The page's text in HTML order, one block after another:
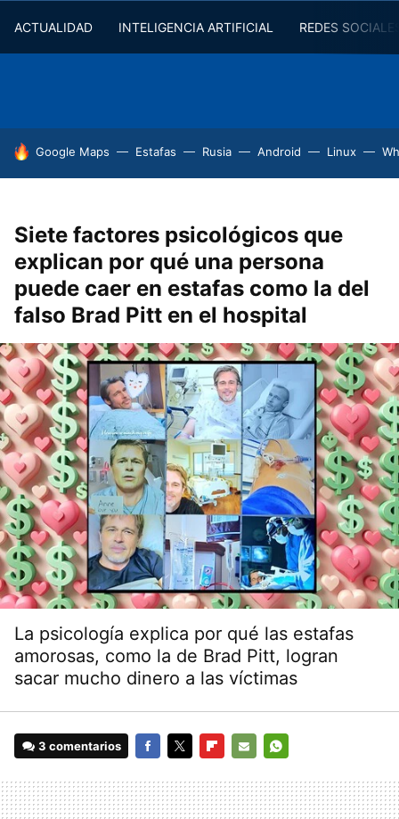
ACTUALIDAD INTELIGENCIA ARTIFICIAL REDES
HOY SE HABLA DE
Google Maps Estafas Rusia Android Linux
Siete factores psicológicos que
explican por qué una persona
puede caer en estafas como la del
falso Brad Pitt en el hospital
La psicología explica por qué las estafas
amorosas, como la de Brad Pitt, logran
sacar mucho dinero a las víctimas
3 comentarios
MAIL